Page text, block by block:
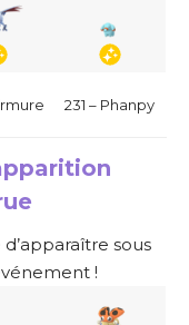
231 – Phanpy
sous
!